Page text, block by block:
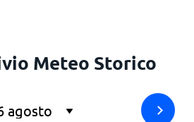
Meteo Storico